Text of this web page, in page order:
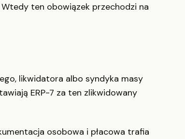
ten obowiązek przechodzi na
likwidatora albo syndyka masy
ERP-7 za ten zlikwidowany
osobowa i płacowa trafia